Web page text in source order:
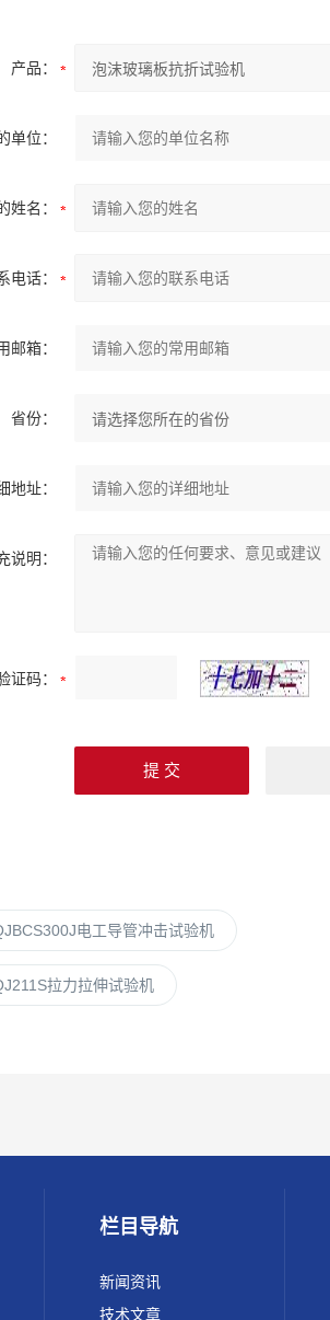
产品：
单位：
姓名：
电话：
邮箱：
省份：
地址：
说明：
证码：
电工导管冲击试验机
拉力拉伸试验机
栏目导航
新闻资讯
技术文章